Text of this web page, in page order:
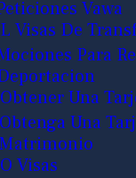
Vawa
L Visas De
Para
Obtener Una
Obtenga Una
Matrimonio
O Visas